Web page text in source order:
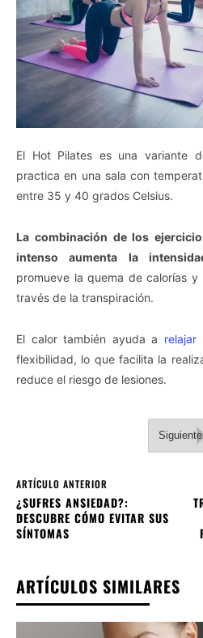
El Hot Pilates es una variante
practica en una sala con
entre 35 y 40 grados Celsius.
La combinación de los
intenso aumenta la
promueve la quema de calorías
través de la transpiración.
El calor también ayuda a relajar
flexibilidad, lo que facilita la
reduce el riesgo de lesiones.
Siguiente
ARTÍCULO ANTERIOR
¿SUFRES ANSIEDAD?:
DESCUBRE CÓMO EVITAR SUS
SÍNTOMAS
ARTÍCULOS SIMILARES